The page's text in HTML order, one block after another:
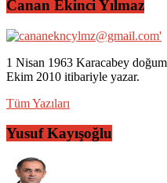
Canan Ekinci Yılmaz
1 Nisan 1963 Karacabey
Ekim 2010 itibariyle yazar.
Tüm Yazıları
Yusuf Kayışoğlu